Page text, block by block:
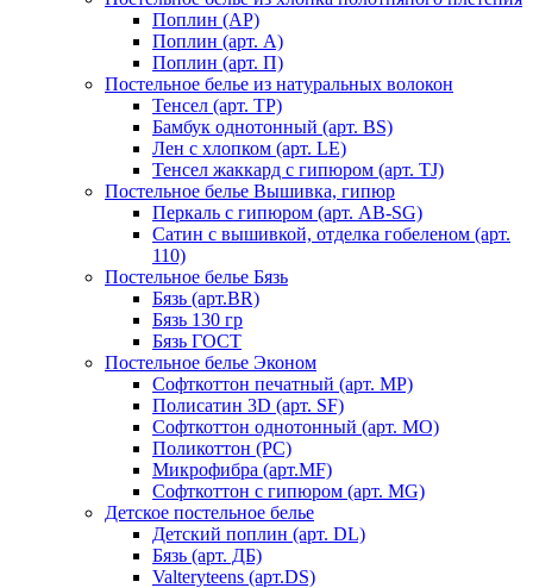
Поплин (AP)
Поплин (арт. А)
Поплин (арт. П)
Постельное белье из натуральных волокон
Тенсел (арт. ТР)
Бамбук однотонный (арт. BS)
Лен с хлопком (арт. LE)
Тенсел жаккард с гипюром (арт. TJ)
Постельное белье Вышивка, гипюр
Перкаль с гипюром (арт. AB-SG)
Сатин с вышивкой, отделка гобеленом (арт.
110)
Постельное белье Бязь
Бязь (арт.BR)
Бязь 130 гр
Бязь ГОСТ
Постельное белье Эконом
Софткоттон печатный (арт. MР)
Полисатин 3D (арт. SF)
Софткоттон однотонный (арт. MO)
Поликоттон (PC)
Микрофибра (арт.MF)
Софткоттон с гипюром (арт. MG)
Детское постельное белье
Детский поплин (арт. DL)
Бязь (арт. ДБ)
Valteryteens (арт.DS)